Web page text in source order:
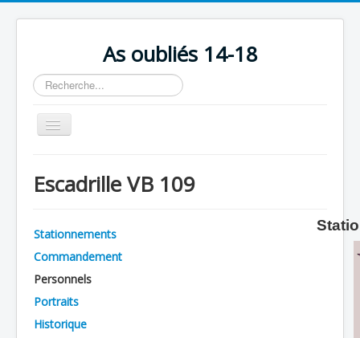
As oubliés 14-18
Rechercher
Basculer
la
Chronologie
Avions
Personnels
Formation
Escadrille VB 109
Stationnements
Commandement
Personnels
Portraits
Historique